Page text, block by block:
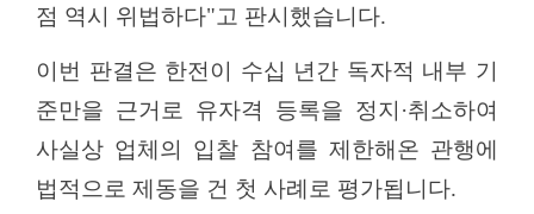
점 역시 위법하다"고 판시했습니다.
이번 판결은 한전이 수십 년간 독자적 내부 기
준만을 근거로 유자격 등록을 정지·취소하여
사실상 업체의 입찰 참여를 제한해온 관행에
법적으로 제동을 건 첫 사례로 평가됩니다.